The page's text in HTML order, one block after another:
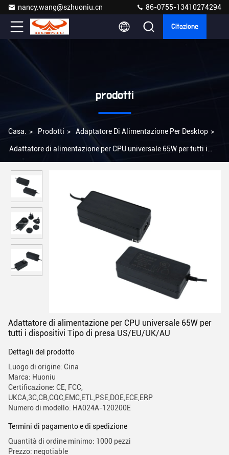
nancy.wang@szhuoniu.cn 86-0755-13410274294
Citazione
prodotti
Casa. > Prodotti > Adaptatore Di Alimentazione Per Desktop >
Adattatore di alimentazione per CPU universale 65W per tutti i
Adattatore di alimentazione per CPU universale 65W per
tutti i dispositivi Tipo di presa US/EU/UK/AU
Dettagli del prodotto
Luogo di origine: Cina
Marca: Huoniu
Certificazione: CE, FCC,
UKCA,3C,CB,CQC,EMC,ETL,PSE,DOE,ECE,ERP
Numero di modello: HA024A-120200E
Termini di pagamento e di spedizione
Quantità di ordine minimo: 1000 pezzi
Prezzo: negotiable